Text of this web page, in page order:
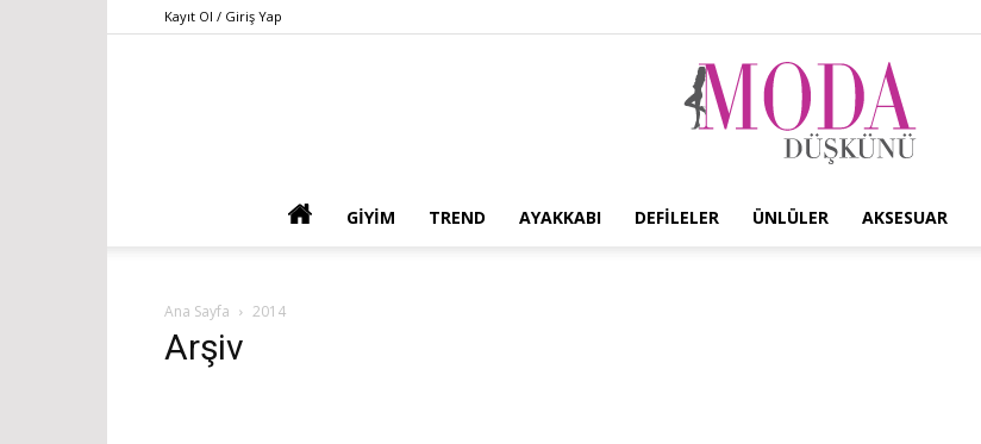
Kayıt Ol / Giriş Yap
GIYIM TREND AYAKKABI DEFILELER ÜNLÜLER AKSESUAR
Ana Sayfa 2014
Arşiv